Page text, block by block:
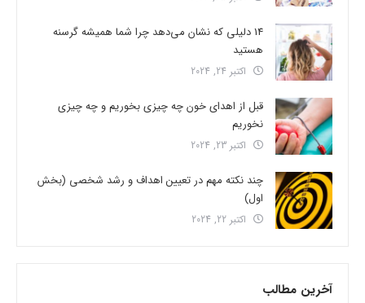
14 دلیلی که نشان می‌دهد چرا شما همیشه گرسنه
هستید
اکتبر 24, 2024
قبل از اهدای خون چه چیزی بخوریم و چه چیزی
نخوریم
اکتبر 23, 2024
چند نکته مهم در تعیین اهداف و رشد شخصی (بخش
اول)
اکتبر 22, 2024
آخرین مطالب